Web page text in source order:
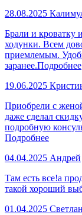
28.08.2025
Брали и кроватку
ходунки. Всем
приемлемым.
заранее.Подробнее
19.06.2025
Приобрели с
даже сделал
подробную
Подробнее
04.04.2025 Андрей
Там есть все!а
такой хороший
01.04.2025